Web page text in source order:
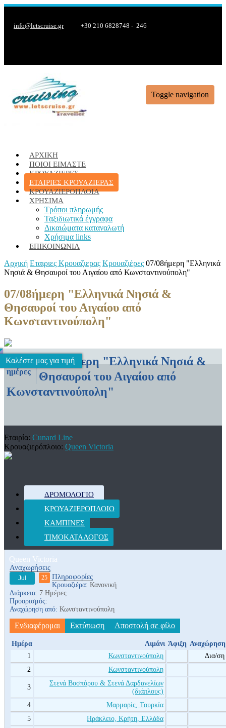
info@letscruise.gr +30 210 6828748 - 246
Toggle navigation
ΑΡΧΙΚΉ
ΠΟΙΟΊ ΕΊΜΑΣΤΕ
ΚΡΟΥΑΖΙΈΡΕΣ
ΕΤΑΙΡΙΕΣ ΚΡΟΥΑΖΙΕΡΑΣ
ΚΡΟΥΑΖΙΕΡΌΠΛΟΙΑ
ΧΡΉΣΙΜΑ
Τρόποι πληρωμής
Ταξιδιωτικά έγγραφα
Δικαιώματα καταναλωτή
Χρήσιμα links
ΕΠΙΚΟΙΝΩΝΊΑ
Αρχική Εταιριες Κρουαζιερας Κρουαζιέρες 07/08ήμερη "Ελληνικά
Νησιά & Θησαυροί του Αιγαίου από Κωνσταντινούπολη"
07/08ήμερη "Ελληνικά Νησιά &
Θησαυροί του Αιγαίου από
Κωνσταντινούπολη"
Καλέστε μας για τιμή
7
ημέρες
07/08ήμερη "Ελληνικά Νησιά &
Θησαυροί του Αιγαίου από
Κωνσταντινούπολη"
Εταιρία: Cunard Line
Κρουαζιερόπλοιο: Queen Victoria
ΔΡΟΜΟΛΌΓΙΟ
ΚΡΟΥΑΖΙΕΡΌΠΛΟΙΟ
ΚΑΜΠΊΝΕΣ
ΤΙΜΟΚΑΤΆΛΟΓΟΣ
Αναχωρήσεις
Jul 25 Πληροφορίες
Κρουαζιέρα: Κανονική
Διάρκεια: 7 Ημέρες
Προορισμός:
Αναχώρηση από: Κωνσταντινούπολη
Ενδιαφέρομαι Εκτύπωση Αποστολή σε φίλο
Ημέρα Λιμάνι Άφιξη Αναχώρηση
1
Κωνσταντινούπολη
Δια/ση
2
Κωνσταντινούπολη
3
Στενά Βοσπόρου & Στενά Δαρδανελίων
(διάπλους)
4
Μαρμαρίς, Τουρκία
5
Ηράκλειο, Κρήτη, Ελλάδα
Queen Victoria